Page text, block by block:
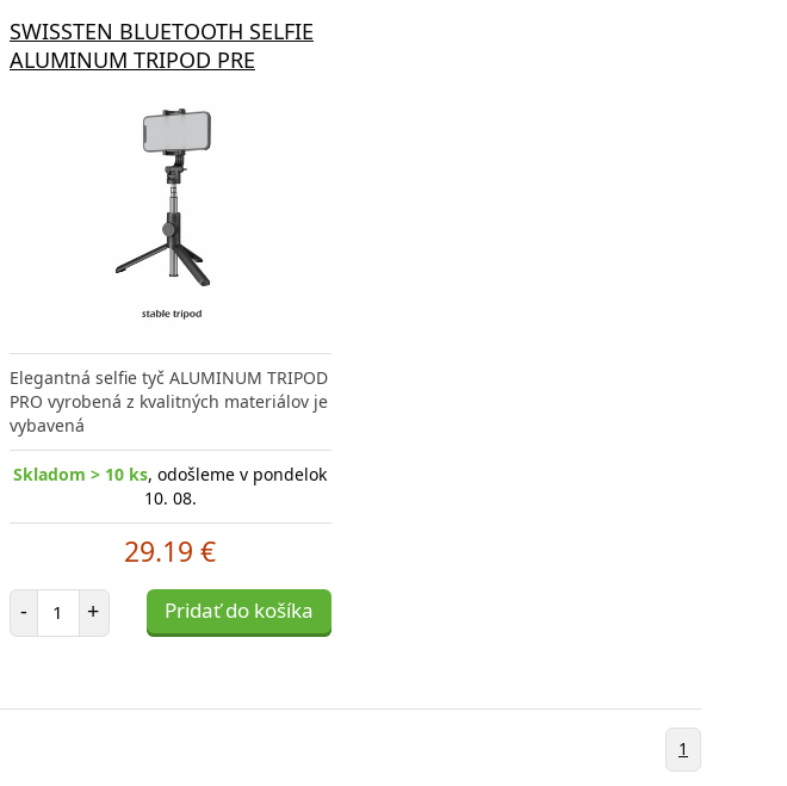
SWISSTEN BLUETOOTH SELFIE
ALUMINUM TRIPOD PRE
Elegantná selfie tyč ALUMINUM TRIPOD
PRO vyrobená z kvalitných materiálov je
vybavená
Skladom > 10 ks, odošleme v pondelok
10. 08.
29.19 €
- Počet položiek
+ Pridať do košíka
1